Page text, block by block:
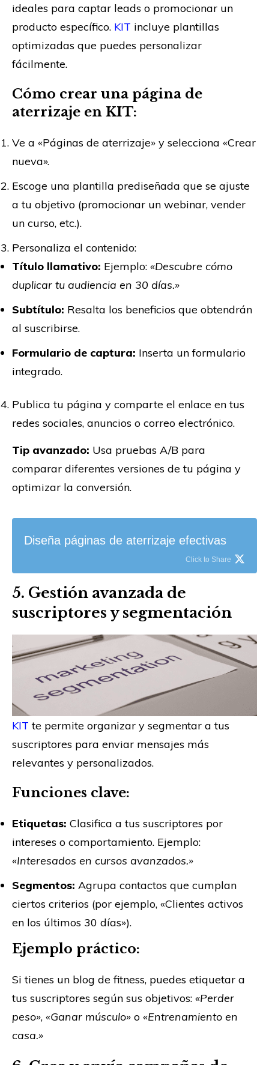
ideales para captar leads o promocionar un
producto específico. KIT incluye plantillas
optimizadas que puedes personalizar
fácilmente.
Cómo crear una página de
aterrizaje en KIT:
Ve a «Páginas de aterrizaje» y selecciona «Crear
nueva».
Escoge una plantilla prediseñada que se ajuste
a tu objetivo (promocionar un webinar, vender
un curso, etc.).
Personaliza el contenido:
Título llamativo: Ejemplo: «Descubre cómo
duplicar tu audiencia en 30 días.»
Subtítulo: Resalta los beneficios que obtendrán
al suscribirse.
Formulario de captura: Inserta un formulario
integrado.
Publica tu página y comparte el enlace en tus
redes sociales, anuncios o correo electrónico.
Tip avanzado: Usa pruebas A/B para
comparar diferentes versiones de tu página y
optimizar la conversión.
Diseña páginas de aterrizaje efectivas
Click to Share
5. Gestión avanzada de
suscriptores y segmentación
KIT te permite organizar y segmentar a tus
suscriptores para enviar mensajes más
relevantes y personalizados.
Funciones clave:
Etiquetas: Clasifica a tus suscriptores por
intereses o comportamiento. Ejemplo:
«Interesados en cursos avanzados.»
Segmentos: Agrupa contactos que cumplan
ciertos criterios (por ejemplo, «Clientes activos
en los últimos 30 días»).
Ejemplo práctico:
Si tienes un blog de fitness, puedes etiquetar a
tus suscriptores según sus objetivos: «Perder
peso», «Ganar músculo» o «Entrenamiento en
casa.»